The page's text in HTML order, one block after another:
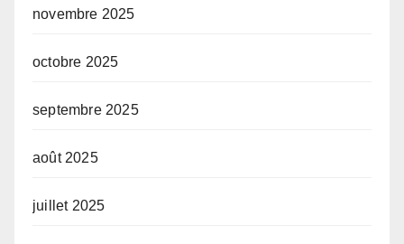
novembre 2025
octobre 2025
septembre 2025
août 2025
juillet 2025